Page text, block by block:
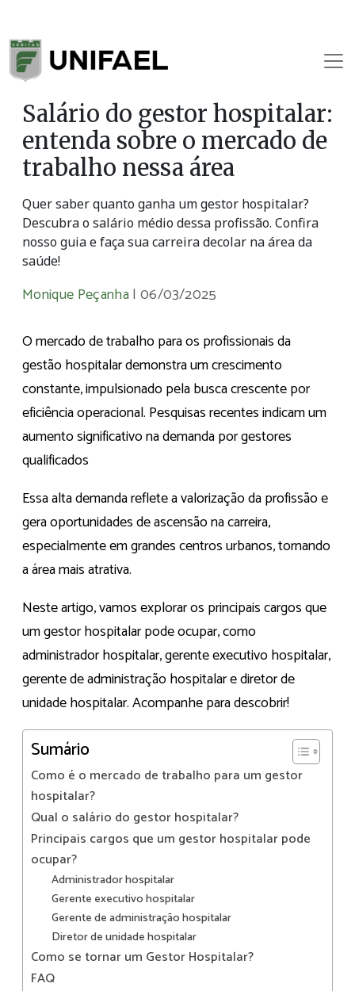
Salário do gestor hospitalar:
entenda sobre o mercado de
trabalho nessa área
Quer saber quanto ganha um gestor hospitalar?
Descubra o salário médio dessa profissão. Confira
nosso guia e faça sua carreira decolar na área da
saúde!
Monique Peçanha |06/03/2025
O mercado de trabalho para os profissionais da
gestão hospitalar demonstra um crescimento
constante, impulsionado pela busca crescente por
eficiência operacional. Pesquisas recentes indicam um
aumento significativo na demanda por gestores
qualificados
Essa alta demanda reflete a valorização da profissão e
gera oportunidades de ascensão na carreira,
especialmente em grandes centros urbanos, tornando
a área mais atrativa.
Neste artigo, vamos explorar os principais cargos que
um gestor hospitalar pode ocupar, como
administrador hospitalar, gerente executivo hospitalar,
gerente de administração hospitalar e diretor de
unidade hospitalar. Acompanhe para descobrir!
Sumário
Como é o mercado de trabalho para um gestor
hospitalar?
Qual o salário do gestor hospitalar?
Principais cargos que um gestor hospitalar pode
ocupar?
Administrador hospitalar
Gerente executivo hospitalar
Gerente de administração hospitalar
Diretor de unidade hospitalar
Como se tornar um Gestor Hospitalar?
FAQ